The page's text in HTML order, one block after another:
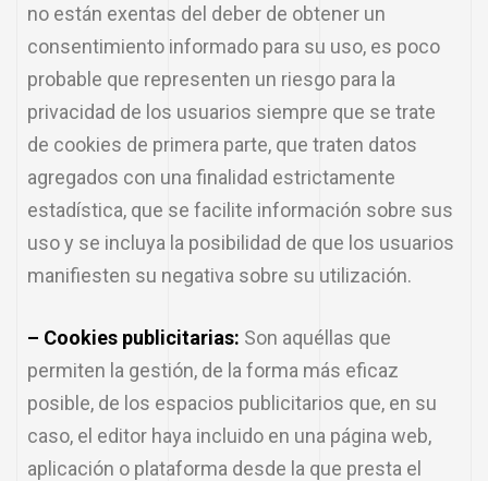
no están exentas del deber de obtener un
consentimiento informado para su uso, es poco
probable que representen un riesgo para la
privacidad de los usuarios siempre que se trate
de cookies de primera parte, que traten datos
agregados con una finalidad estrictamente
estadística, que se facilite información sobre sus
uso y se incluya la posibilidad de que los usuarios
manifiesten su negativa sobre su utilización.
– Cookies publicitarias: Son aquéllas que
permiten la gestión, de la forma más eficaz
posible, de los espacios publicitarios que, en su
caso, el editor haya incluido en una página web,
aplicación o plataforma desde la que presta el